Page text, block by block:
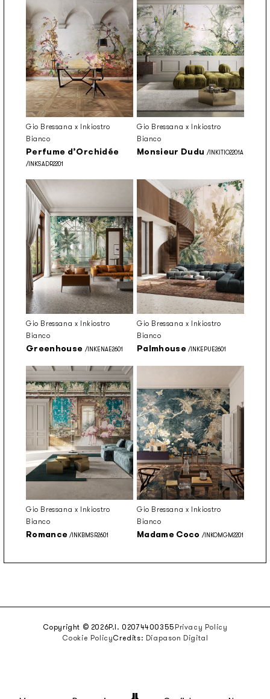
Gio Bressana x Inkiostro
Bianco
Perfume d’Orchidée
/INKSADR2201
Gio Bressana x Inkiostro
Bianco
Monsieur Dudu /INKITIO2201A
Gio Bressana x Inkiostro
Bianco
Greenhouse /INKENAE2601
Gio Bressana x Inkiostro
Bianco
Palmhouse /INKEPUE2601
Gio Bressana x Inkiostro
Bianco
Romance /INKBMSR2601
Gio Bressana x Inkiostro
Bianco
Madame Coco /INKOMGM2201
Copyright © 2026P.I. 02074400355Privacy Policy
Cookie PolicyCredits: Diapason Digital